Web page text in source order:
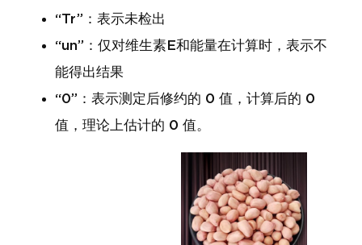
“Tr”：表示未检出
“un”：仅对维生素E和能量在计算时，表示不
能得出结果
“0”：表示测定后修约的 0 值，计算后的 0
值，理论上估计的 0 值。